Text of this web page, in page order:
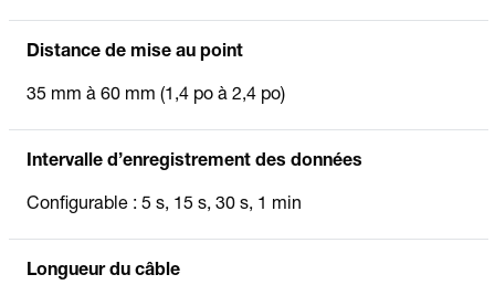
Distance de mise au point
35 mm à 60 mm (1,4 po à 2,4 po)
Intervalle d’enregistrement des données
Configurable : 5 s, 15 s, 30 s, 1 min
Longueur du câble